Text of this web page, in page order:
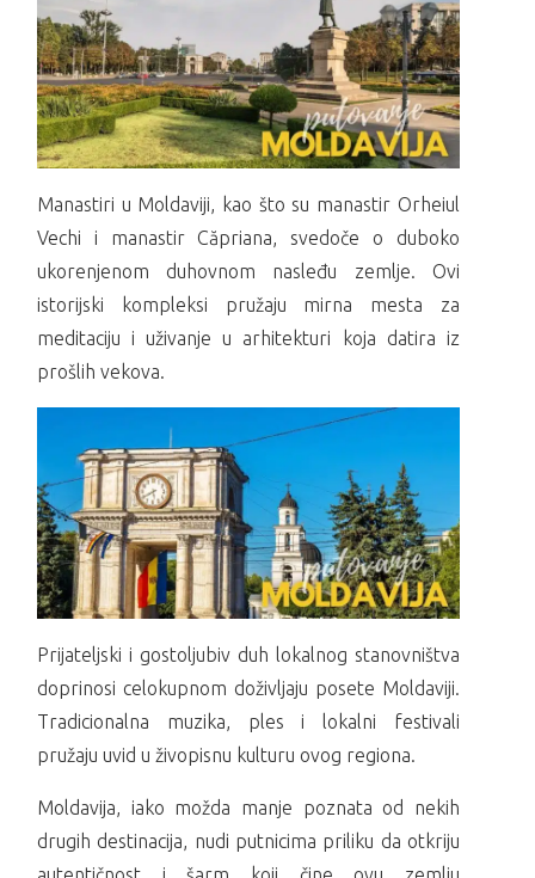
Manastiri u Moldaviji, kao što su manastir Orheiul
Vechi i manastir Căpriana, svedoče o duboko
ukorenjenom duhovnom nasleđu zemlje. Ovi
istorijski kompleksi pružaju mirna mesta za
meditaciju i uživanje u arhitekturi koja datira iz
prošlih vekova.
Prijateljski i gostoljubiv duh lokalnog stanovništva
doprinosi celokupnom doživljaju posete Moldaviji.
Tradicionalna muzika, ples i lokalni festivali
pružaju uvid u živopisnu kulturu ovog regiona.
Moldavija, iako možda manje poznata od nekih
drugih destinacija, nudi putnicima priliku da otkriju